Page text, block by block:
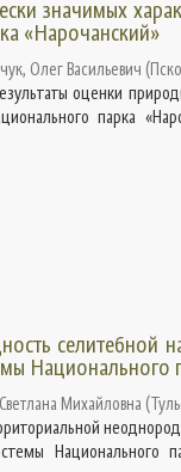
значимых
«Нарочанский»
Олег Васильевич (
оценки
парка
селитебной
Национального
Михайловна (
Национального